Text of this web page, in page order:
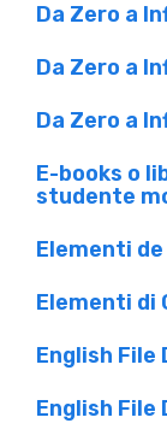
Da Zero a
Da Zero a
Da Zero a
E-books o
studente
Elementi
Elementi di
English File
English File